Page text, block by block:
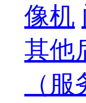
像机
其他
（服